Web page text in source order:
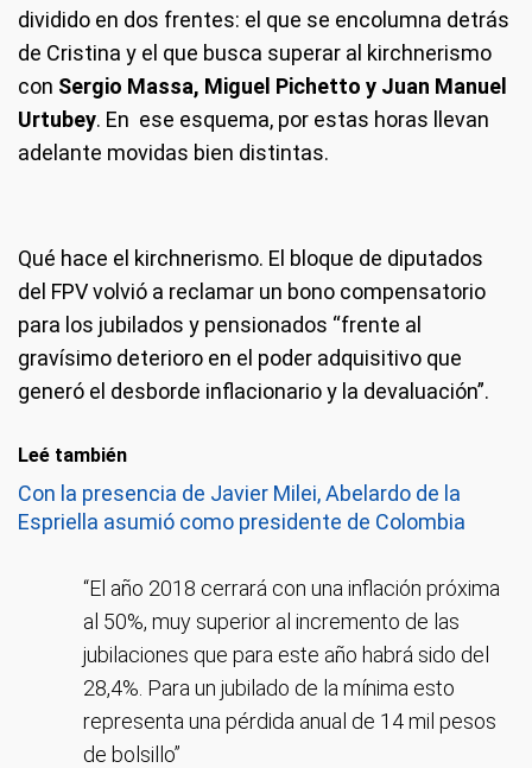
dividido en dos frentes: el que se encolumna detrás
de Cristina y el que busca superar al kirchnerismo
con Sergio Massa, Miguel Pichetto y Juan Manuel
Urtubey. En ese esquema, por estas horas llevan
adelante movidas bien distintas.
Qué hace el kirchnerismo. El bloque de diputados
del FPV volvió a reclamar un bono compensatorio
para los jubilados y pensionados “frente al
gravísimo deterioro en el poder adquisitivo que
generó el desborde inflacionario y la devaluación”.
Leé también
Con la presencia de Javier Milei, Abelardo de la
Espriella asumió como presidente de Colombia
“El año 2018 cerrará con una inflación próxima
al 50%, muy superior al incremento de las
jubilaciones que para este año habrá sido del
28,4%. Para un jubilado de la mínima esto
representa una pérdida anual de 14 mil pesos
de bolsillo”